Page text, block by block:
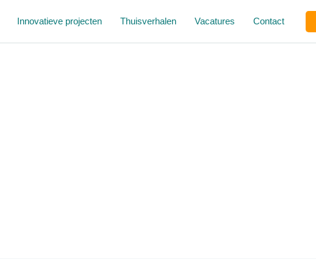
Innovatieve projecten Thuisverhalen Vacatures Contact